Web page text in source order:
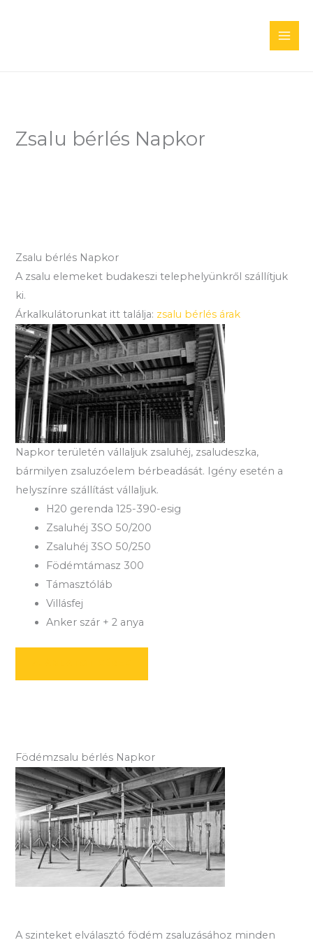
Zsalu bérlés Napkor
Zsalu bérlés Napkor
A zsalu elemeket budakeszi telephelyünkről szállítjuk
ki.
Árkalkulátorunkat itt találja: zsalu bérlés árak
Napkor területén vállaljuk zsaluhéj, zsaludeszka,
bármilyen zsaluzóelem bérbeadását. Igény esetén a
helyszínre szállítást vállaljuk.
H20 gerenda 125-390-esig
Zsaluhéj 3SO 50/200
Zsaluhéj 3SO 50/250
Födémtámasz 300
Támasztóláb
Villásfej
Anker szár + 2 anya
Födémzsalu bérlés Napkor
A szinteket elválasztó födém zsaluzásához minden